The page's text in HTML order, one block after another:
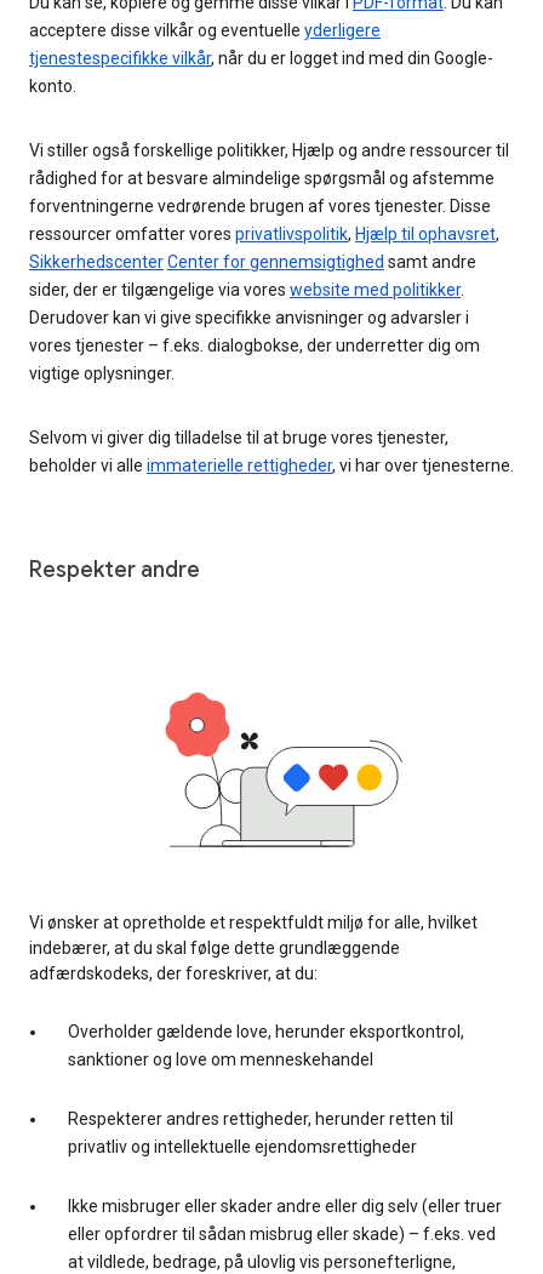
acceptere disse vilkår og eventuelle yderligere
tjenestespecifikke vilkår, når du er logget ind med din Google-
konto.
Vi stiller også forskellige politikker, Hjælp og andre ressourcer til
rådighed for at besvare almindelige spørgsmål og afstemme
forventningerne vedrørende brugen af vores tjenester. Disse
ressourcer omfatter vores privatlivspolitik, Hjælp til ophavsret,
SikkerhedscenterCenter for gennemsigtighed samt andre
sider, der er tilgængelige via vores website med politikker.
Derudover kan vi give specifikke anvisninger og advarsler i
vores tjenester – f.eks. dialogbokse, der underretter dig om
vigtige oplysninger.
Selvom vi giver dig tilladelse til at bruge vores tjenester,
beholder vi alle immaterielle rettigheder, vi har over tjenesterne.
Respekter andre
Vi ønsker at opretholde et respektfuldt miljø for alle, hvilket
indebærer, at du skal følge dette grundlæggende
adfærdskodeks, der foreskriver, at du:
Overholder gældende love, herunder eksportkontrol,
sanktioner og love om menneskehandel
Respekterer andres rettigheder, herunder retten til
privatliv og intellektuelle ejendomsrettigheder
Ikke misbruger eller skader andre eller dig selv (eller truer
eller opfordrer til sådan misbrug eller skade) – f.eks. ved
at vildlede, bedrage, på ulovlig vis personefterligne,